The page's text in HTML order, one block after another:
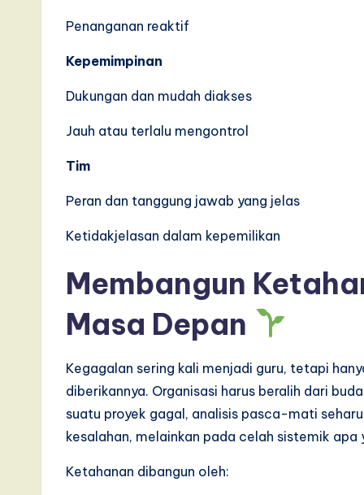
Penanganan reaktif
Kepemimpinan
Dukungan dan mudah diakses
Jauh atau terlalu mengontrol
Tim
Peran dan tanggung jawab yang jelas
Ketidakjelasan dalam kepemilikan
Membangun
Masa Depan
Kegagalan sering kali menjadi guru, tetapi
diberikannya. Organisasi harus beralih dari
suatu proyek gagal, analisis pasca-mati
kesalahan, melainkan pada celah sistemik
Ketahanan dibangun oleh: